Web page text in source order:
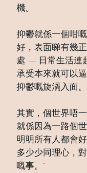
機。
抑鬱就係一個咁
好，表面睇有幾
處 — 日常生活連
承受本來就可以
抑鬱嘅旋渦入面。
其實，個世界唔一
就係因為一路個
明明所有人都會
多少少同理心，
嘅事。"